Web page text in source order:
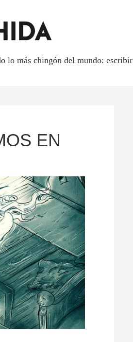
lo más chingón del mundo: escribir
EN